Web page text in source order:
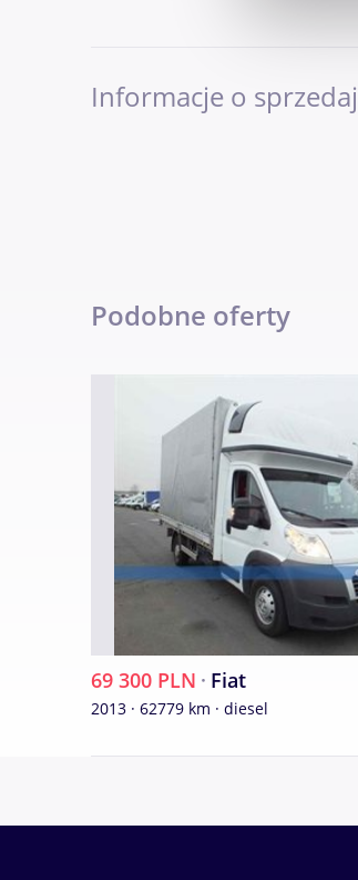
Informacje o
Podobne oferty
69 300 PLN · Fiat
2013 · 62779 km · diesel